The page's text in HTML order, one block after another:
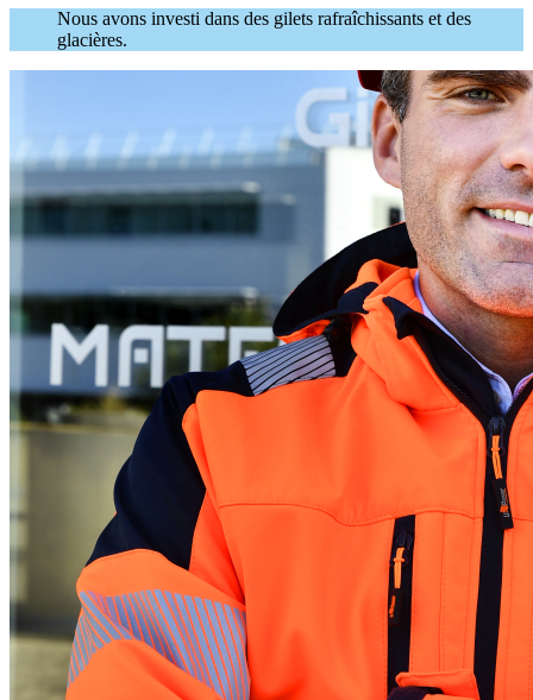
Nous avons investi dans des gilets rafraîchissants et des
glacières.